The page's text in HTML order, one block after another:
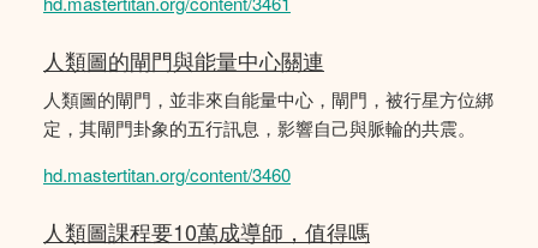
人類圖的閘門與能量中心關連
人類圖的閘門，並非來自能量中心，閘門，被行星方位綁
定，其閘門卦象的五行訊息，影響自己與脈輪的共震。
hd.mastertitan.org/content/3460
人類圖課程要10萬成導師，值得嗎